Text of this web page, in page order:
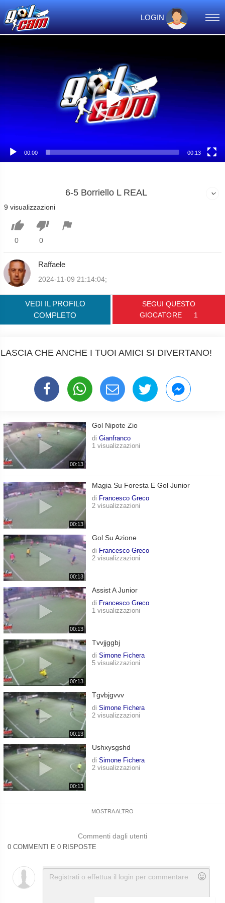
LOGIN
00:00 00:13
6-5 Borriello L REAL
9 visualizzazioni

0

0

Raffaele
2024-11-09 21:14:04;
VEDI IL PROFILO
COMPLETO
SEGUI QUESTO
GIOCATORE
1
LASCIA CHE ANCHE I TUOI AMICI SI DIVERTANO!
00:13
Gol Nipote Zio
di Gianfranco
1 visualizzazioni
00:13
Magia Su Foresta E Gol Junior
di Francesco Greco
2 visualizzazioni
00:13
Gol Su Azione
di Francesco Greco
2 visualizzazioni
00:13
Assist A Junior
di Francesco Greco
1 visualizzazioni
00:13
Tvvjjggbj
di Simone Fichera
5 visualizzazioni
00:13
Tgvbjgvvv
di Simone Fichera
2 visualizzazioni
00:13
Ushxysgshd
di Simone Fichera
2 visualizzazioni
MOSTRA ALTRO
Commenti dagli utenti
0 COMMENTI E 0 RISPOSTE